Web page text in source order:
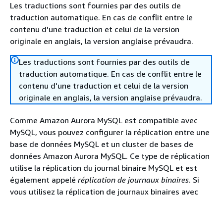
Les traductions sont fournies par des outils de
traduction automatique. En cas de conflit entre le
contenu d'une traduction et celui de la version
originale en anglais, la version anglaise prévaudra.
Les traductions sont fournies par des outils de
traduction automatique. En cas de conflit entre le
contenu d'une traduction et celui de la version
originale en anglais, la version anglaise prévaudra.
Comme Amazon Aurora MySQL est compatible avec
MySQL, vous pouvez configurer la réplication entre une
base de données MySQL et un cluster de bases de
données Amazon Aurora MySQL. Ce type de réplication
utilise la réplication du journal binaire MySQL et est
également appelé réplication de journaux binaires. Si
vous utilisez la réplication de journaux binaires avec